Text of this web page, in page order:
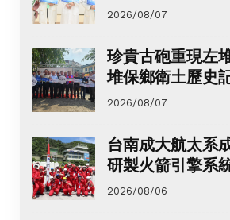
2026/08/07
珍貴古砲重現左
堆保鄉衛土歷史
2026/08/07
台南成大航太系
研製火箭引擎系
2026/08/06